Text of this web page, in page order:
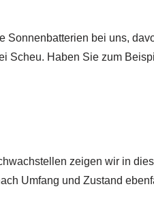
Sonnenbatterien bei uns,
Scheu. Haben Sie zum
zeigen wir in
Umfang und Zustand